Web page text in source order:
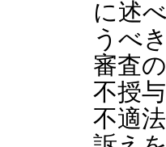
に述
うべ
審査
不授
不適